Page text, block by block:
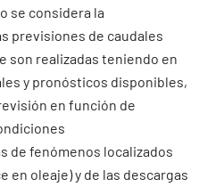
se considera la
previsiones de caudales
son realizadas teniendo en
y pronósticos disponibles,
en función de
de fenómenos localizados
en oleaje) y de las descargas